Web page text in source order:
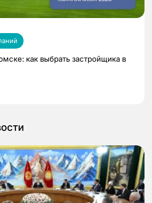
как выбрать застройщика в